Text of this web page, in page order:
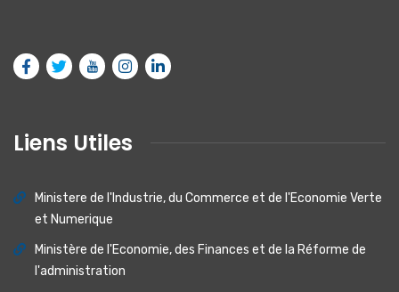
Liens Utiles
Ministere de I'lndustrie, du Commerce et de I'Economie Verte
et Numerique
Ministère de l'Economie, des Finances et de la Réforme de
l'administration